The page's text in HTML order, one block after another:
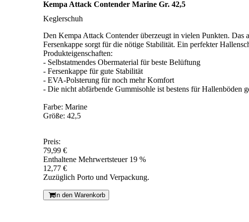
Kempa Attack Contender Marine Gr. 42,5
Keglerschuh
Den Kempa Attack Contender überzeugt in vielen Punkten.
Fersenkappe sorgt für die nötige Stabilität. Ein perfekter
Produkteigenschaften:
- Selbstatmendes Obermaterial für beste Belüftung
- Fersenkappe für gute Stabilität
- EVA-Polsterung für noch mehr Komfort
- Die nicht abfärbende Gummisohle ist bestens für Hallenböden
Farbe: Marine
Größe: 42,5
Preis:
79,99 €
Enthaltene Mehrwertsteuer 19 %
12,77 €
Zuzüglich Porto und Verpackung.
In den Warenkorb